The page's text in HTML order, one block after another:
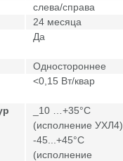
слева/справа
24 месяца
Да
Одностороннее
<0,15 Вт/квар
_10 …+35°С
(исполнение УХЛ4)
-45...+45°С
(исполнение